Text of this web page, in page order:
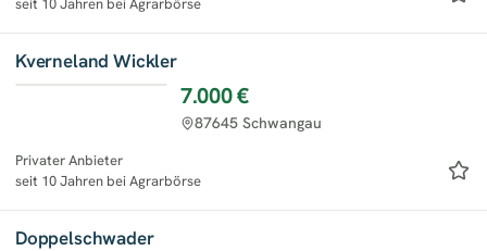
seit 10 Jahren bei Agrarbörse
Kverneland Wickler
7.000 €
87645 Schwangau
Privater Anbieter
seit 10 Jahren bei Agrarbörse
Doppelschwader